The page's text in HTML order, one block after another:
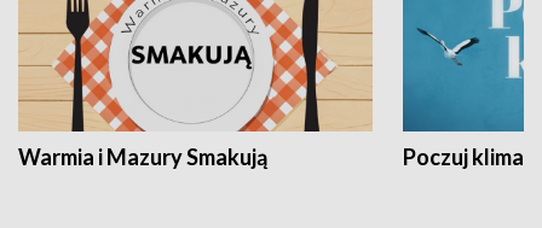
Warmia i Mazury Smakują Poczuj klimat